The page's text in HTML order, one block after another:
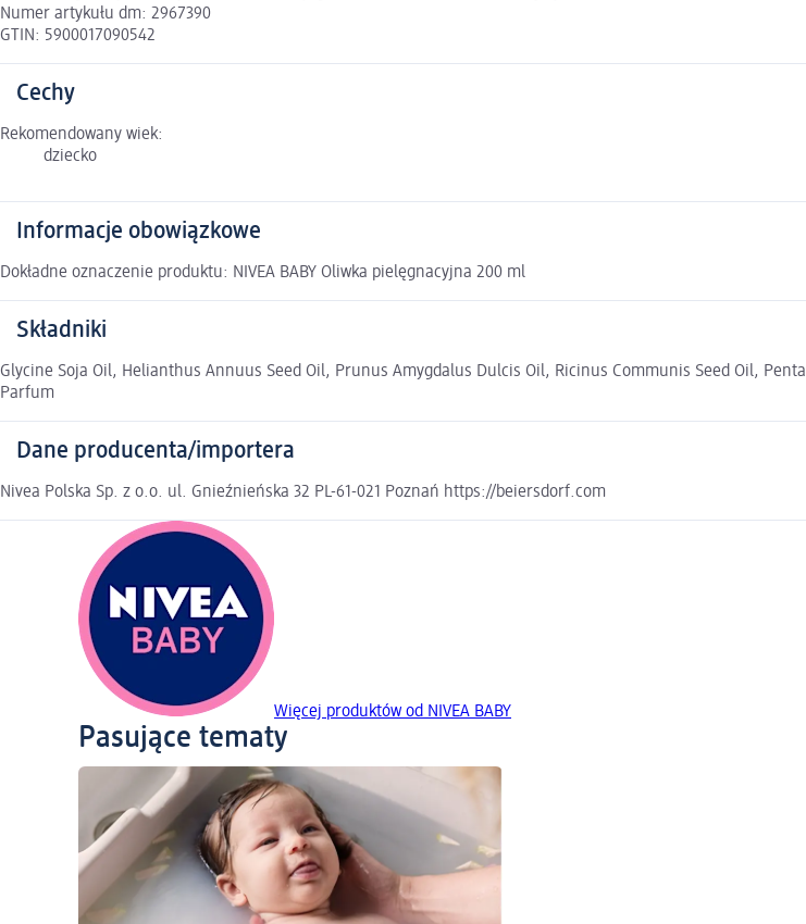
Numer artykułu dm: 2967390
GTIN: 5900017090542
Cechy
Rekomendowany wiek:
dziecko
Informacje obowiązkowe
Dokładne oznaczenie produktu: NIVEA BABY Oliwka pielęgnacyjna 200 ml
Składniki
Glycine Soja Oil, Helianthus Annuus Seed Oil, Prunus Amygdalus Dulcis Oil, Ricinus Communis Seed Oil,
Parfum
Dane producenta/importera
Nivea Polska Sp. z o.o. ul. Gnieźnieńska 32 PL-61-021 Poznań https://beiersdorf.com
Więcej produktów od NIVEA BABY
Pasujące tematy